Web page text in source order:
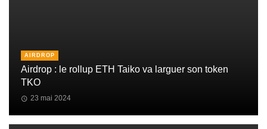
AIRDROP
Airdrop : le rollup ETH Taiko va larguer son token
TKO
23 mai 2024